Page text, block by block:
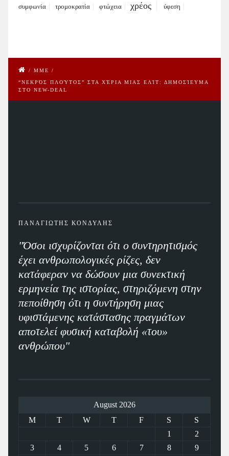
συμφωνία
τρομοκρατία φτώχεια χρέος ύφεση
/ ΜΜΕ /
“ΝΕΚΡΌΣ ΠΛΟΎΤΟΣ” ΣΤΑ ΧΈΡΙΑ ΜΙΑΣ ΕΛΊΤ: ΔΗΜΟΣΊΕΥΜΑ
ΣΤΟ NEW-DEAL
ΠΑΝΑΓΙΩΤΗΣ ΚΟΝΔΥΛΗΣ
"Όσοι ισχυρίζονται ότι ο συντηρητισμός
έχει ανθρωπολογικές ρίζες, δεν
κατάφεραν να δώσουν μια συνεκτική
ερμηνεία της ιστορίας, στηριζόμενη στην
πεποίθηση ότι η συντήρηση μιας
υφιστάμενης κατάστασης πραγμάτων
αποτελεί φυσική καταβολή «του»
ανθρώπου"
August 2026
M
T W T F S
S
1
2
3
4 5 6 7 8 9